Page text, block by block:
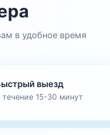
в удобное время
выезд
течение 15-30 минут